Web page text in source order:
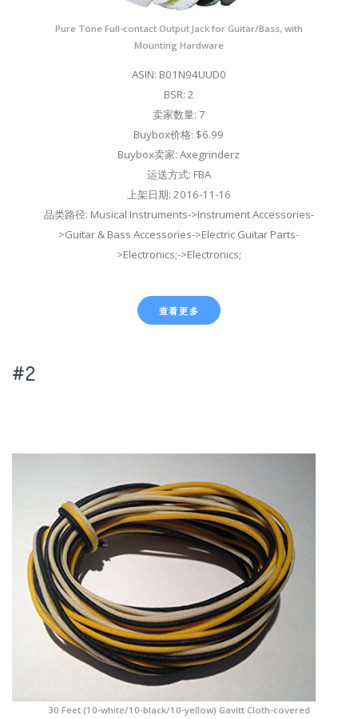
Pure Tone Full-contact Output Jack for Guitar/Bass, with
Mounting Hardware
ASIN: B01N94UUD0
BSR: 2
卖家数量: 7
Buybox价格: $6.99
Buybox卖家: Axegrinderz
运送方式: FBA
上架日期: 2016-11-16
品类路径: Musical Instruments->Instrument Accessories-
>Guitar & Bass Accessories->Electric Guitar Parts-
>Electronics;->Electronics;
查看更多
#2
30 Feet (10-white/10-black/10-yellow) Gavitt Cloth-covered